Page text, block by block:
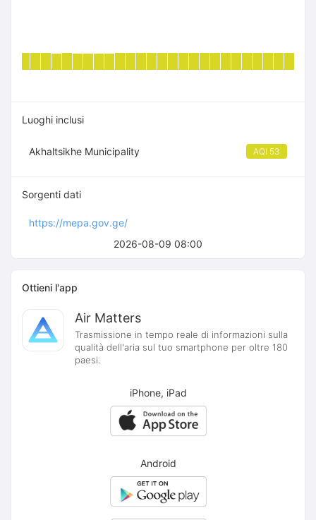
2026-08-09 08:00
Luoghi inclusi
Akhaltsikhe Municipality AQI 53
Sorgenti dati
https://mepa.gov.ge/
Ottieni l'app
Air Matters
Trasmissione in tempo reale di informazioni sulla
qualità dell'aria sul tuo smartphone per oltre 180
paesi.
iPhone, iPad
Android